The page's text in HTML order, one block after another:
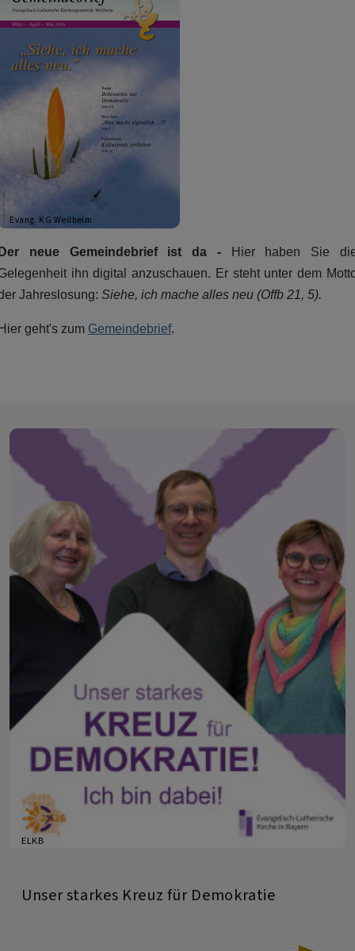
Evang. KG Weilheim
neue Gemeindebrief ist da -
Hier haben Sie
ihn digital anzuschauen. Er steht unter dem
Jahreslosung: Siehe, ich mache alles neu (Offb 21, 5).
geht's zum Gemeindebrief.
ELKB
Unser starkes Kreuz für Demokratie